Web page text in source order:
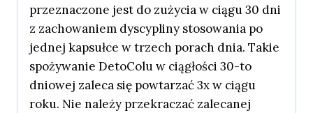
przeznaczone jest do zużycia w ciągu 30 dni
z zachowaniem dyscypliny stosowania po
jednej kapsułce w trzech porach dnia. Takie
spożywanie DetoColu w ciągłości 30-to
dniowej zaleca się powtarzać 3x w ciągu
roku. Nie należy przekraczać zalecanej